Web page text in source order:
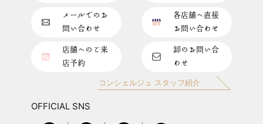
メールでのお
問い合わせ
各店舗へ直接
お問い合わせ
店舗へのご来
店予約
卸のお問い合
わせ
コンシェルジュ スタッフ紹介
OFFICIAL SNS